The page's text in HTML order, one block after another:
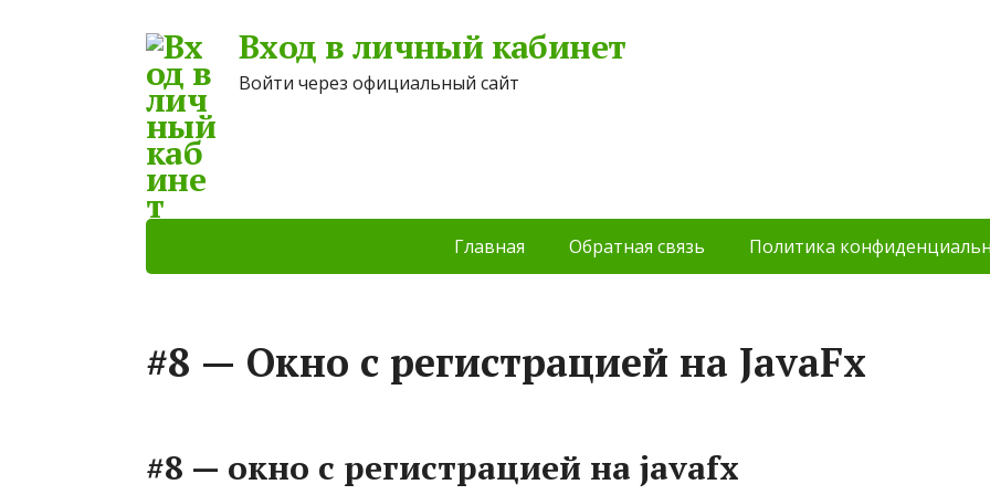
Вход в личный кабинет
Войти через официальный сайт
Главная Обратная связь Политика
#8 — Окно с регистрацией на JavaFx
#8 — окно с регистрацией на javafx